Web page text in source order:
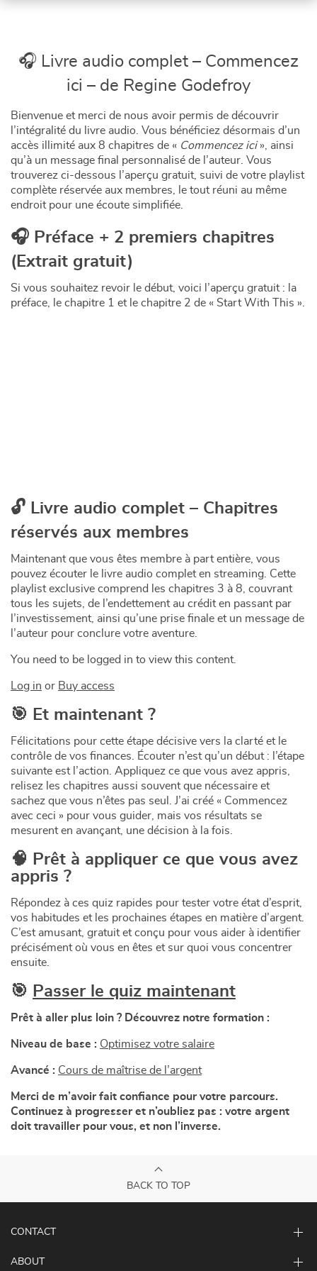
🎧 Livre audio complet – Commencez
ici – de Regine Godefroy
Bienvenue et merci de nous avoir permis de découvrir
l’intégralité du livre audio. Vous bénéficiez désormais d’un
accès illimité aux 8 chapitres de « Commencez ici», ainsi
qu’à un message final personnalisé de l’auteur. Vous
trouverez ci-dessous l’aperçu gratuit, suivi de votre playlist
complète réservée aux membres, le tout réuni au même
endroit pour une écoute simplifiée.
🎧 Préface + 2 premiers chapitres
(Extrait gratuit)
Si vous souhaitez revoir le début, voici l’aperçu gratuit : la
préface, le chapitre 1 et le chapitre 2 de « Start With This ».
🔓 Livre audio complet – Chapitres
réservés aux membres
Maintenant que vous êtes membre à part entière, vous
pouvez écouter le livre audio complet en streaming. Cette
playlist exclusive comprend les chapitres 3 à 8, couvrant
tous les sujets, de l’endettement au crédit en passant par
l’investissement, ainsi qu’une prise finale et un message de
l’auteur pour conclure votre aventure.
You need to be logged in to view this content.
Log in or Buy access
🎯 Et maintenant ?
Félicitations pour cette étape décisive vers la clarté et le
contrôle de vos finances. Écouter n’est qu’un début : l’étape
suivante est l’action. Appliquez ce que vous avez appris,
relisez les chapitres aussi souvent que nécessaire et
sachez que vous n’êtes pas seul. J’ai créé « Commencez
avec ceci » pour vous guider, mais vos résultats se
mesurent en avançant, une décision à la fois.
🧠 Prêt à appliquer ce que vous avez
appris ?
Répondez à ces quiz rapides pour tester votre état d’esprit,
vos habitudes et les prochaines étapes en matière d’argent.
C’est amusant, gratuit et conçu pour vous aider à identifier
précisément où vous en êtes et sur quoi vous concentrer
ensuite.
🎯 Passer le quiz maintenant
Prêt à aller plus loin ? Découvrez notre formation :
Niveau de base : Optimisez votre salaire
Avancé : Cours de maîtrise de l’argent
Merci de m’avoir fait confiance pour votre parcours.
Continuez à progresser et n’oubliez pas : votre argent
doit travailler pour vous, et non l’inverse.
BACK TO TOP
CONTACT
ABOUT